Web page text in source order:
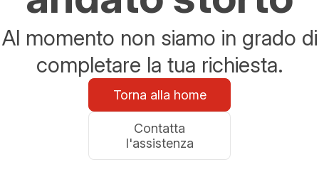
Al momento non siamo in grado di
completare la tua richiesta.
Torna alla home
Contatta
l'assistenza